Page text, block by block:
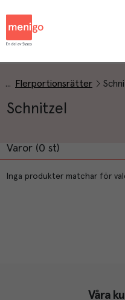
Flerportionsrätter
Schnitzel
Varor (0 st)
Inga produkter matchar för
Våra